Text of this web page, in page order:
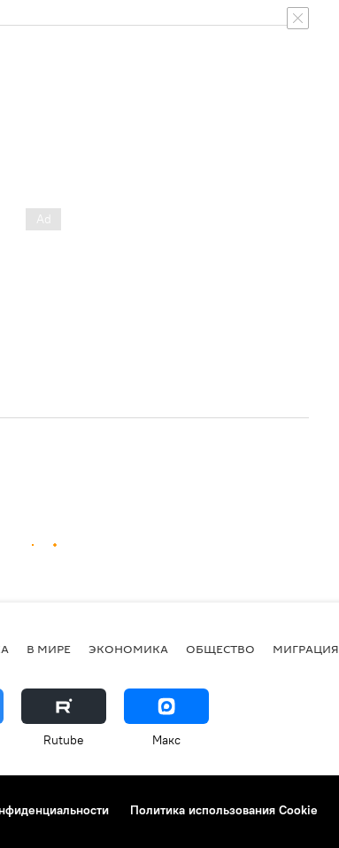
В МИРЕ ЭКОНОМИКА ОБЩЕСТВО МИГРАЦИЯ
Rutube Макс
Политика использования Cookie